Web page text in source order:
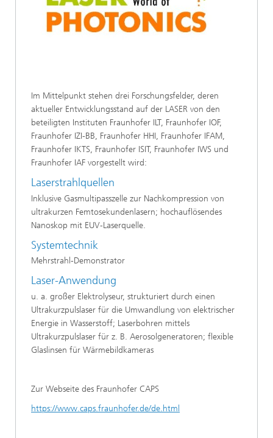
Im Mittelpunkt stehen drei Forschungsfelder, deren
aktueller Entwicklungsstand auf der LASER von den
beteiligten Instituten Fraunhofer ILT, Fraunhofer IOF,
Fraunhofer IZI-BB, Fraunhofer HHI, Fraunhofer IFAM,
Fraunhofer IKTS, Fraunhofer ISIT, Fraunhofer IWS und
Fraunhofer IAF vorgestellt wird:
Laserstrahlquellen
Inklusive Gasmultipasszelle zur Nachkompression von
ultrakurzen Femtosekundenlasern; hochauflösendes
Nanoskop mit EUV-Laserquelle.
Systemtechnik
Mehrstrahl-Demonstrator
Laser-Anwendung
u. a. großer Elektrolyseur, strukturiert durch einen
Ultrakurzpulslaser für die Umwandlung von elektrischer
Energie in Wasserstoff; Laserbohren mittels
Ultrakurzpulslaser für z. B. Aerosolgeneratoren; flexible
Glaslinsen für Wärmebildkameras
Zur Webseite des Fraunhofer CAPS
https://www.caps.fraunhofer.de/de.html